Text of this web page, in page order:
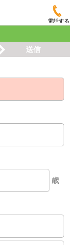
電話する
送信
歳